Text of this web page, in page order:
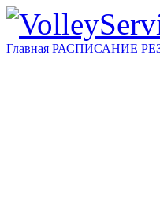
Главная РАСПИСАНИЕ